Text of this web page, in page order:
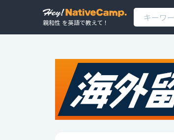
親和性 を英語で教えて！